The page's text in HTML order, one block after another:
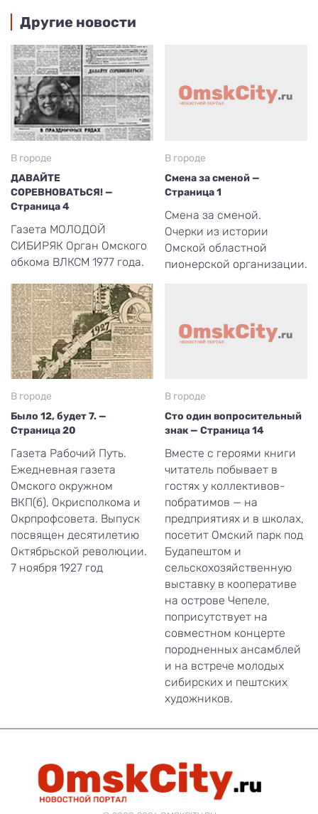
Другие новости
В городе
ДАВАЙТЕ
СОРЕВНОВАТЬСЯ! —
Страница 4
Газета МОЛОДОЙ
СИБИРЯК Орган Омского
обкома ВЛКСМ 1977 года.
В городе
Смена за сменой —
Страница 1
Смена за сменой.
Очерки из истории
Омской областной
пионерской организации.
В городе
Было 12, будет 7. —
Страница 20
Газета Рабочий Путь.
Ежедневная газета
Омского окружном
ВКП(б), Окрисполкома и
Окрпрофсовета. Выпуск
посвящен десятилетию
Октябрьской революции.
7 ноября 1927 год
В городе
Сто один вопросительный
знак — Страница 14
Вместе с героями книги
читатель побывает в
гостях у коллективов-
побратимов — на
предприятиях и в школах,
посетит Омский парк под
Будапештом и
сельскохозяйственную
выставку в кооперативе
на острове Чепеле,
поприсутствует на
совместном концерте
породненных ансамблей
и на встрече молодых
сибирских и пештских
художников.